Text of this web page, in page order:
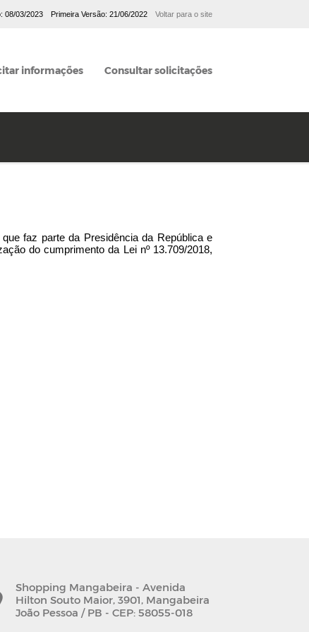
08/03/2023 Primeira Versão: 21/06/2022 Voltar para o site
informações Consultar solicitações
faz parte da Presidência da República e
do cumprimento da Lei nº 13.709/2018,
Shopping Mangabeira - Avenida
Hilton Souto Maior, 3901, Mangabeira
João Pessoa / PB - CEP: 58055-018